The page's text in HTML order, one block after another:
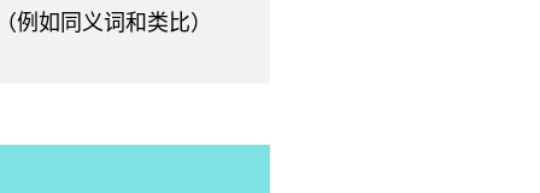
例如同义词和类比）